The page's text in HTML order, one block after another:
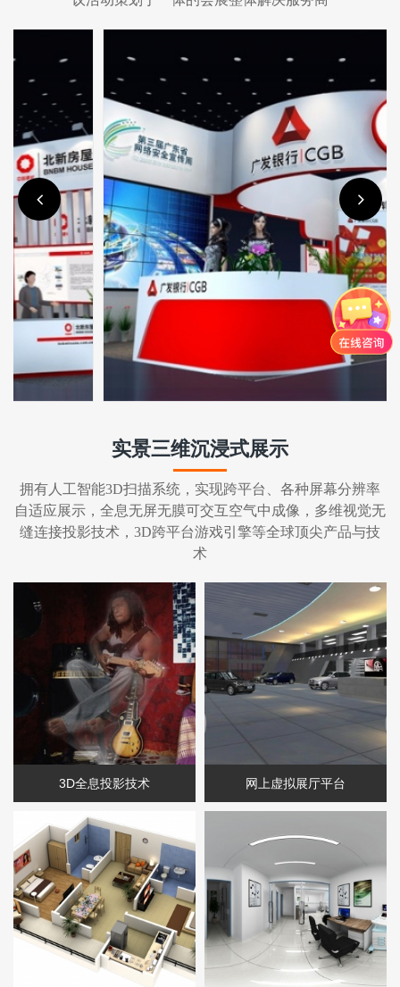
实景三维沉浸式展示
拥有人工智能3D扫描系统，实现跨平台、各种屏幕分辨率
自适应展示，全息无屏无膜可交互空气中成像，多维视觉无
缝连接投影技术，3D跨平台游戏引擎等全球顶尖产品与技
术
3D全息投影技术 网上虚拟展厅平台